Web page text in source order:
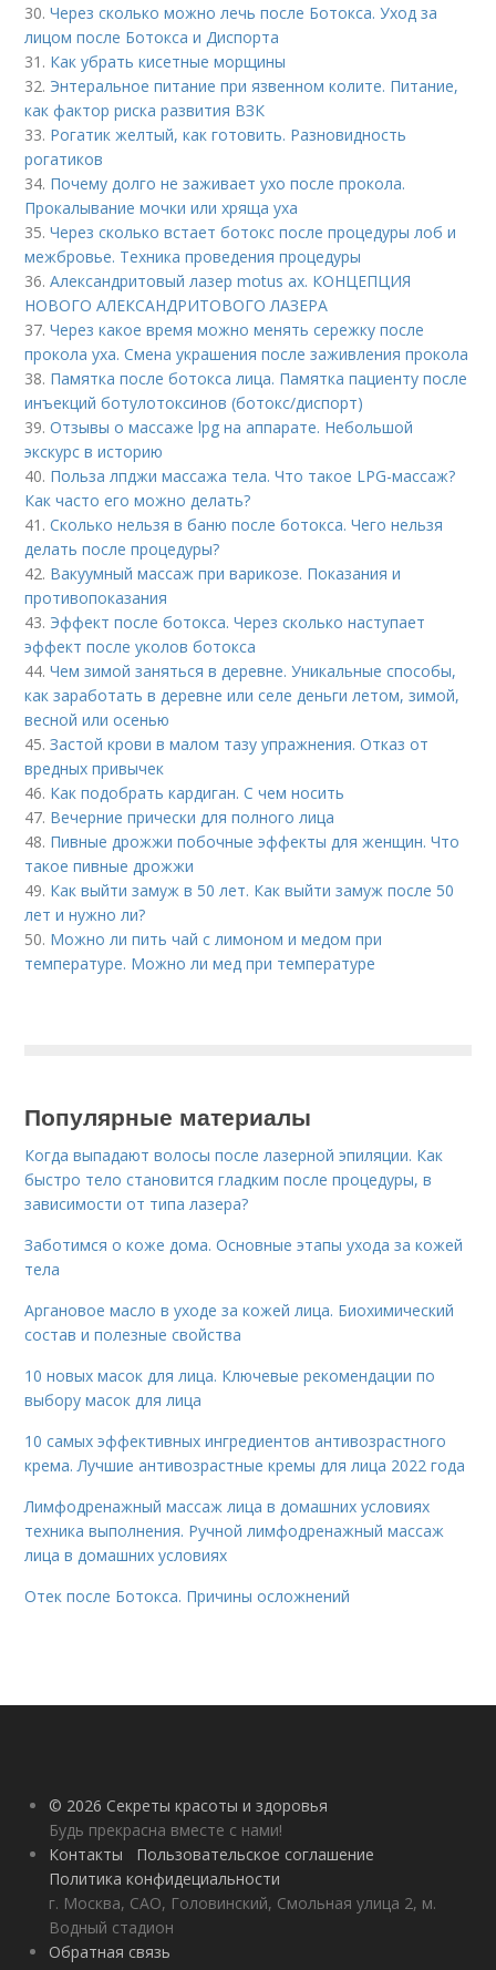
30.Через сколько можно лечь после Ботокса. Уход за
лицом после Ботокса и Диспорта
31. Как убрать кисетные морщины
32. Энтеральное питание при язвенном колите. Питание,
как фактор риска развития ВЗК
33. Рогатик желтый, как готовить. Разновидность
рогатиков
34. Почему долго не заживает ухо после прокола.
Прокалывание мочки или хряща уха
35.Через сколько встает ботокс после процедуры лоб и
межбровье. Техника проведения процедуры
36.Александритовый лазер motus ax. КОНЦЕПЦИЯ
НОВОГО АЛЕКСАНДРИТОВОГО ЛАЗЕРА
37.Через какое время можно менять сережку после
прокола уха. Смена украшения после заживления прокола
38. Памятка после ботокса лица. Памятка пациенту после
инъекций ботулотоксинов (ботокс/диспорт)
39.Отзывы о массаже lpg на аппарате. Небольшой
экскурс в историю
40. Польза лпджи массажа тела. Что такое LPG-массаж?
Как часто его можно делать?
41.Сколько нельзя в баню после ботокса. Чего нельзя
делать после процедуры?
42. Вакуумный массаж при варикозе. Показания и
противопоказания
43. Эффект после ботокса. Через сколько наступает
эффект после уколов ботокса
44.Чем зимой заняться в деревне. Уникальные способы,
как заработать в деревне или селе деньги летом, зимой,
весной или осенью
45.Застой крови в малом тазу упражнения. Отказ от
вредных привычек
46. Как подобрать кардиган. С чем носить
47. Вечерние прически для полного лица
48. Пивные дрожжи побочные эффекты для женщин. Что
такое пивные дрожжи
49. Как выйти замуж в 50 лет. Как выйти замуж после 50
лет и нужно ли?
50. Можно ли пить чай с лимоном и медом при
температуре. Можно ли мед при температуре
Популярные материалы
Когда выпадают волосы после лазерной эпиляции. Как
быстро тело становится гладким после процедуры, в
зависимости от типа лазера?
Заботимся о коже дома. Основные этапы ухода за кожей
тела
Аргановое масло в уходе за кожей лица. Биохимический
состав и полезные свойства
10 новых масок для лица. Ключевые рекомендации по
выбору масок для лица
10 самых эффективных ингредиентов антивозрастного
крема. Лучшие антивозрастные кремы для лица 2022 года
Лимфодренажный массаж лица в домашних условиях
техника выполнения. Ручной лимфодренажный массаж
лица в домашних условиях
Отек после Ботокса. Причины осложнений
© 2026 Секреты красоты и здоровья
Будь прекрасна вместе с нами!
Контакты
Пользовательское соглашение
Политика конфидециальности
г. Москва, САО, Головинский, Смольная улица 2, м.
Водный стадион
Обратная связь